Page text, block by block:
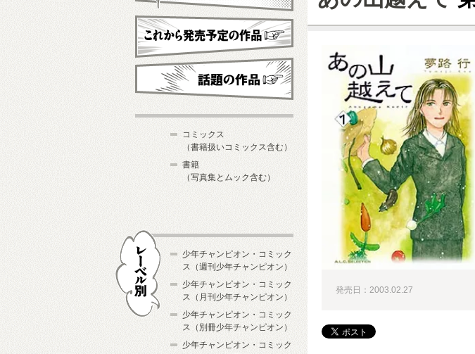
発売日：2003.02.27
新刊・近刊
これから発売予定
コミックス
（書籍扱いコミックス含む）
書籍
（写真集とムック含む）
少年チャンピオン・コミック
ス（週刊少年チャンピオン）
少年チャンピオン・コミック
ス（月刊少年チャンピオン）
少年チャンピオン・コミック
ス（別冊少年チャンピオン）
少年チャンピオン・コミック